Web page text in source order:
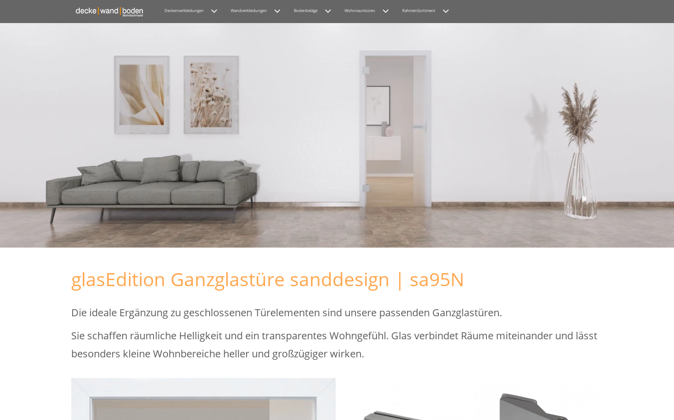
Deckenverkleidungen Wandverkleidungen Bodenbeläge Wohnraumtüren RahmenSortiment
glasEdition Ganzglastüre sanddesign | sa95N
Die ideale Ergänzung zu geschlossenen Türelementen sind unsere passenden Ganzglastüren.
Sie schaffen räumliche Helligkeit und ein transparentes Wohngefühl. Glas verbindet Räume miteinander und lässt
besonders kleine Wohnbereiche heller und großzügiger wirken.